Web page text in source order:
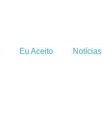
Eu Aceito Notícias